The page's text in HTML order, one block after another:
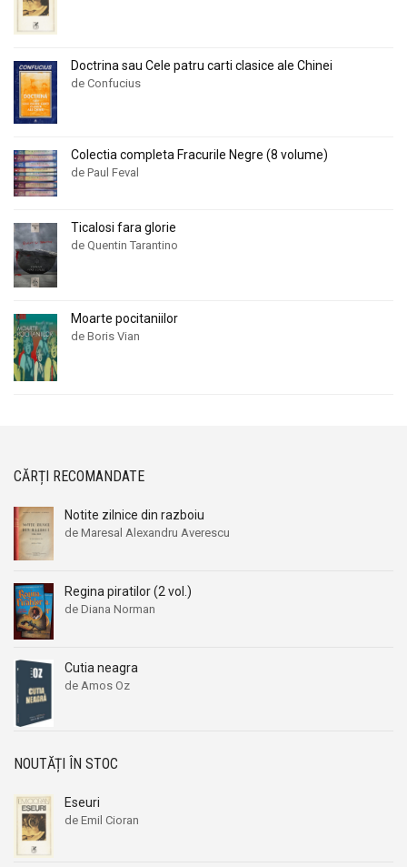
Doctrina sau Cele patru carti clasice ale Chinei
de Confucius
Colectia completa Fracurile Negre (8 volume)
de Paul Feval
Ticalosi fara glorie
de Quentin Tarantino
Moarte pocitaniilor
de Boris Vian
CĂRȚI RECOMANDATE
Notite zilnice din razboiu
de Maresal Alexandru Averescu
Regina piratilor (2 vol.)
de Diana Norman
Cutia neagra
de Amos Oz
NOUTĂȚI ÎN STOC
Eseuri
de Emil Cioran